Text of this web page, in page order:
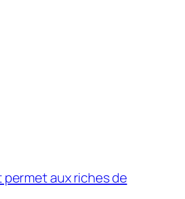
aux riches de